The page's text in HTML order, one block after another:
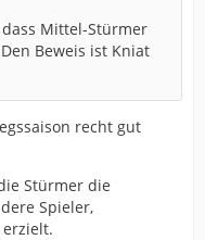
Mittel-Stürmer
Beweis ist Kniat
recht gut
Stürmer die
Spieler,